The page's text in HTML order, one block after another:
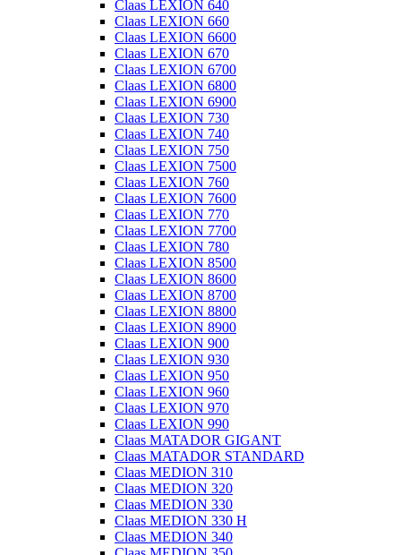
Claas LEXION 640
Claas LEXION 660
Claas LEXION 6600
Claas LEXION 670
Claas LEXION 6700
Claas LEXION 6800
Claas LEXION 6900
Claas LEXION 730
Claas LEXION 740
Claas LEXION 750
Claas LEXION 7500
Claas LEXION 760
Claas LEXION 7600
Claas LEXION 770
Claas LEXION 7700
Claas LEXION 780
Claas LEXION 8500
Claas LEXION 8600
Claas LEXION 8700
Claas LEXION 8800
Claas LEXION 8900
Claas LEXION 900
Claas LEXION 930
Claas LEXION 950
Claas LEXION 960
Claas LEXION 970
Claas LEXION 990
Claas MATADOR GIGANT
Claas MATADOR STANDARD
Claas MEDION 310
Claas MEDION 320
Claas MEDION 330
Claas MEDION 330 H
Claas MEDION 340